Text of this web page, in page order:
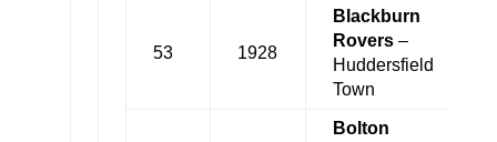
53 1928
Blackburn
Rovers–
Huddersfield
Town
Bolton